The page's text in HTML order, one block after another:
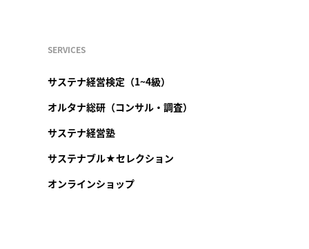
SERVICES
サステナ経営検定（1~4級）
オルタナ総研（コンサル・調査）
サステナ経営塾
サステナブル★セレクション
オンラインショップ